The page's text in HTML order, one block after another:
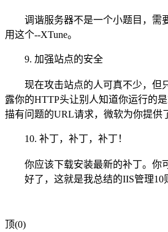
调谐服务器不是一个小题目，需要
用这个--XTune。
9. 加强站点的安全
现在攻击站点的人可真不少，但只
露你的HTTP头让别人知道你运行的
描有问题的URL请求，微软为你提供
10. 补丁，补丁，补丁！
你应该下载安装最新的补丁。你可
好了，这就是我总结的IIS管理10则
顶(0)